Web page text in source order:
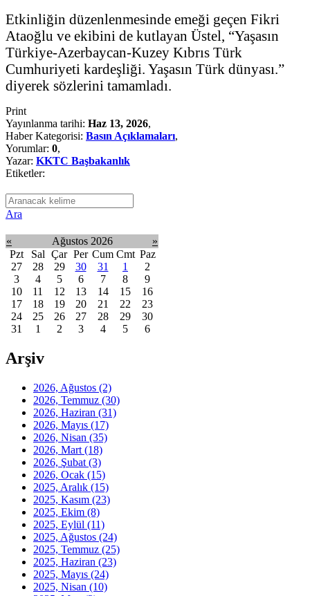
Etkinliğin düzenlenmesinde emeği geçen Fikri
Ataoğlu ve ekibini de kutlayan Üstel, “Yaşasın
Türkiye-Azerbaycan-Kuzey Kıbrıs Türk
Cumhuriyeti kardeşliği. Yaşasın Türk dünyası.”
diyerek sözlerini tamamladı.
Print
Yayınlanma tarihi: Haz 13, 2026,
Haber Kategorisi: Basın Açıklamaları,
Yorumlar: 0,
Yazar: KKTC Başbakanlık
Etiketler:
Ara
« Ağustos 2026
»
Pzt
Sal Çar Per Cum Cmt Paz
27
28 29 30 31 1
2
3
4 5 6 7 8
9
10
11 12 13 14 15
16
17
18 19 20 21 22
23
24
25 26 27 28 29
30
31
1 2 3 4 5 6
Arşiv
2026, Ağustos (2)
2026, Temmuz (30)
2026, Haziran (31)
2026, Mayıs (17)
2026, Nisan (35)
2026, Mart (18)
2026, Şubat (3)
2026, Ocak (15)
2025, Aralık (15)
2025, Kasım (23)
2025, Ekim (8)
2025, Eylül (11)
2025, Ağustos (24)
2025, Temmuz (25)
2025, Haziran (23)
2025, Mayıs (24)
2025, Nisan (10)